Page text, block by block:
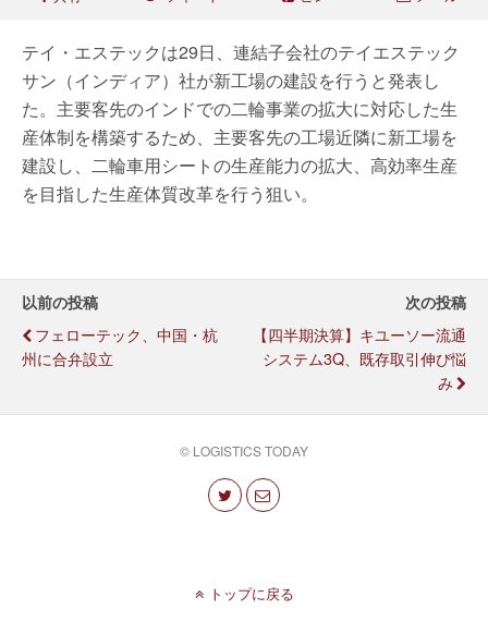
テイ・エステックは29日、連結子会社のテイエステック
サン（インディア）社が新工場の建設を行うと発表し
た。主要客先のインドでの二輪事業の拡大に対応した生
産体制を構築するため、主要客先の工場近隣に新工場を
建設し、二輪車用シートの生産能力の拡大、高効率生産
を目指した生産体質改革を行う狙い。
以前の投稿
フェローテック、中国・杭
州に合弁設立
次の投稿
【四半期決算】キユーソー流通
システム3Q、既存取引伸び悩
み
© LOGISTICS TODAY
トップに戻る